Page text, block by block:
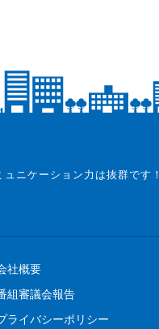
ニケーション力は抜群です！
社概要
組審議会報告
ライバシーポリシー